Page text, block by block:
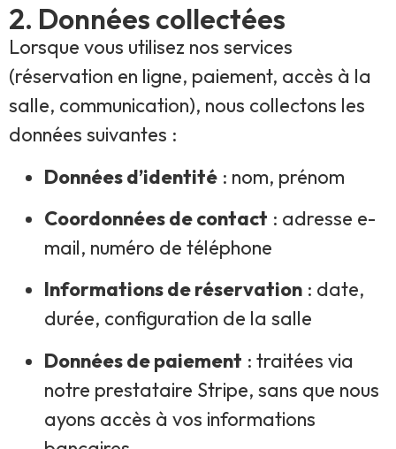
2. Données collectées
Lorsque vous utilisez nos services
(réservation en ligne, paiement, accès à la
salle, communication), nous collectons les
données suivantes :
Données d’identité : nom, prénom
Coordonnées de contact : adresse e-
mail, numéro de téléphone
Informations de réservation : date,
durée, configuration de la salle
Données de paiement : traitées via
notre prestataire Stripe, sans que nous
ayons accès à vos informations